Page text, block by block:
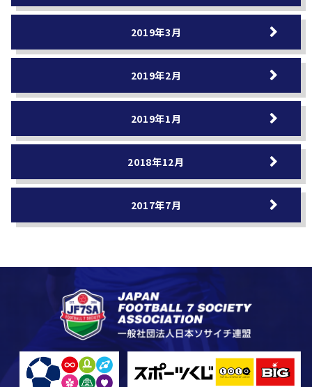
2019年3月
2019年2月
2019年1月
2018年12月
2017年7月